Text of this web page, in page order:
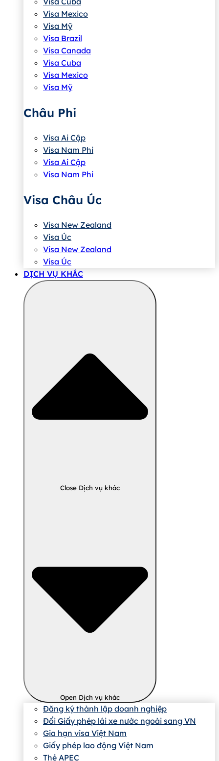
Visa Mexico
Visa Mỹ
Visa Brazil
Visa Canada
Visa Cuba
Visa Mexico
Visa Mỹ
Châu Phi
Visa Ai Cập
Visa Nam Phi
Visa Ai Cập
Visa Nam Phi
Visa Châu Úc
Visa New Zealand
Visa Úc
Visa New Zealand
Visa Úc
DỊCH VỤ KHÁC
Close Dịch vụ khác
Open Dịch vụ khác
Đăng ký thành lập doanh nghiệp
Đổi Giấy phép lái xe nước ngoài sang VN
Gia hạn visa Việt Nam
Giấy phép lao động Việt Nam
Thẻ APEC